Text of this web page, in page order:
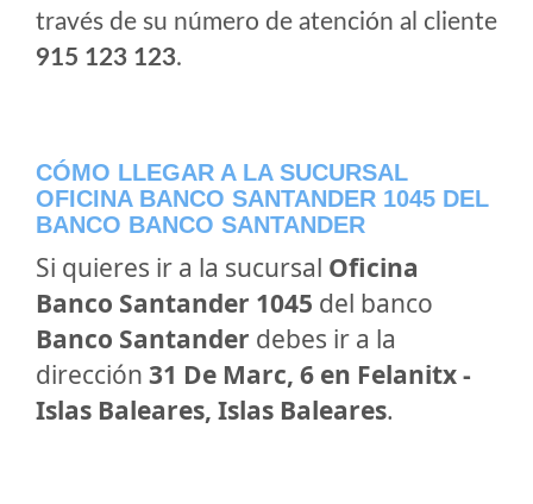
través de su número de atención al cliente
915 123 123.
CÓMO LLEGAR A LA SUCURSAL
OFICINA BANCO SANTANDER 1045 DEL
BANCO BANCO SANTANDER
Si quieres ir a la sucursal Oficina
Banco Santander 1045 del banco
Banco Santander debes ir a la
dirección 31 De Marc, 6 en Felanitx -
Islas Baleares, Islas Baleares.